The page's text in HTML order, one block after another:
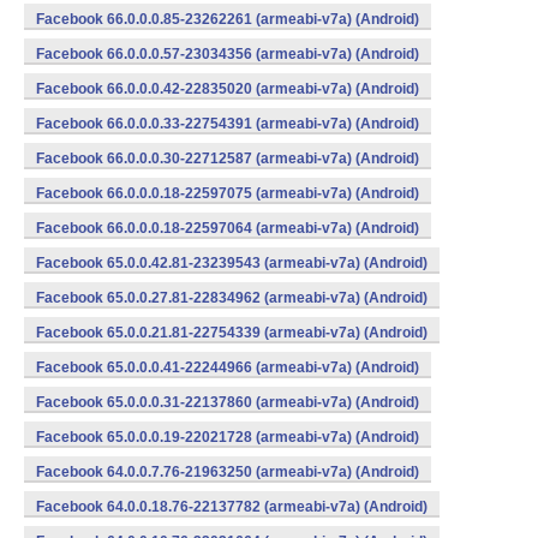
Facebook 66.0.0.0.85-23262261 (armeabi-v7a) (Android)
Facebook 66.0.0.0.57-23034356 (armeabi-v7a) (Android)
Facebook 66.0.0.0.42-22835020 (armeabi-v7a) (Android)
Facebook 66.0.0.0.33-22754391 (armeabi-v7a) (Android)
Facebook 66.0.0.0.30-22712587 (armeabi-v7a) (Android)
Facebook 66.0.0.0.18-22597075 (armeabi-v7a) (Android)
Facebook 66.0.0.0.18-22597064 (armeabi-v7a) (Android)
Facebook 65.0.0.42.81-23239543 (armeabi-v7a) (Android)
Facebook 65.0.0.27.81-22834962 (armeabi-v7a) (Android)
Facebook 65.0.0.21.81-22754339 (armeabi-v7a) (Android)
Facebook 65.0.0.0.41-22244966 (armeabi-v7a) (Android)
Facebook 65.0.0.0.31-22137860 (armeabi-v7a) (Android)
Facebook 65.0.0.0.19-22021728 (armeabi-v7a) (Android)
Facebook 64.0.0.7.76-21963250 (armeabi-v7a) (Android)
Facebook 64.0.0.18.76-22137782 (armeabi-v7a) (Android)